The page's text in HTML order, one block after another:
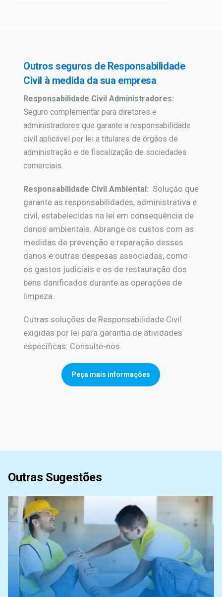
Outros seguros de Responsabilidade
Civil à medida da sua empresa
Responsabilidade Civil Administradores:
Seguro complementar para diretores e
administradores que garante a responsabilidade
civil aplicável por lei a titulares de órgãos de
administração e de fiscalização de sociedades
comerciais.
Responsabilidade Civil Ambiental: Solução que
garante as responsabilidades, administrativa e
civil, estabelecidas na lei em consequência de
danos ambientais. Abrange os custos com as
medidas de prevenção e reparação desses
danos e outras despesas associadas, como
os gastos judiciais e os de restauração dos
bens danificados durante as operações de
limpeza.
Outras soluções de Responsabilidade Civil
exigidas por lei para garantia de atividades
específicas. Consulte-nos.
Peça mais informações
Outras Sugestões